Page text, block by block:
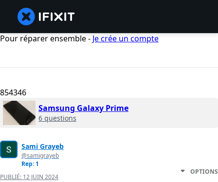
Pour réparer ensemble - Je crée un compte
854346
Samsung Galaxy Prime
6 questions
Sami Grayeb
@samigrayeb
Rep: 1
PUBLIÉ: 12 JUIN 2024
OPTIONS